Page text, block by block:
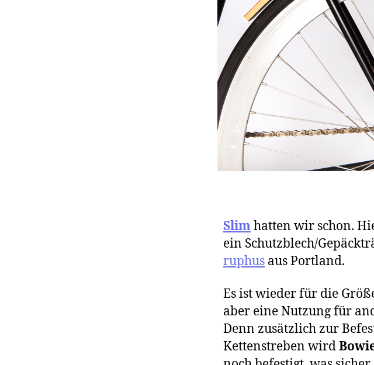
Slimhatten wir schon.
ein Schutzblech/
ruphus aus Portland.
Es ist wieder für die
aber eine Nutzung für
Denn zusätzlich zur
Kettenstreben wird